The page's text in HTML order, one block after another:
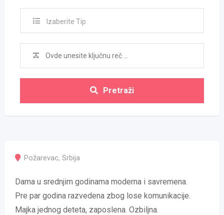
Izaberite Tip
Pretraži
Požarevac, Srbija
Dama u srednjim godinama moderna i savremena.
Pre par godina razvedena zbog lose komunikacije.
Majka jednog deteta, zaposlena. Ozbiljna.